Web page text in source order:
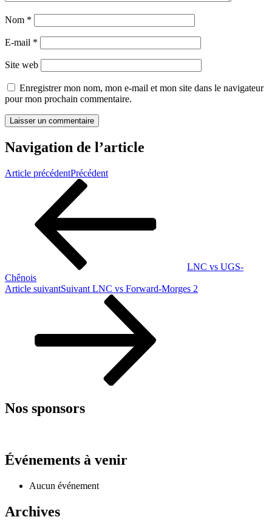
Nom *
E-mail *
Site web
Enregistrer mon nom, mon e-mail et mon site dans le navigateur
pour mon prochain commentaire.
Navigation de l’article
Article précédentPrécédent
LNC vs UGS-
Chênois
Article suivantSuivant LNC vs Forward-Morges 2
Nos sponsors
Événements à venir
Aucun événement
Archives